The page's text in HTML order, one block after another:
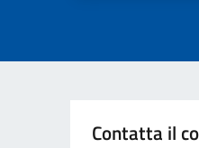
Contatta il